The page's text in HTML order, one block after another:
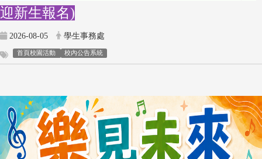
迎新生報名)
2026-08-05 學生事務處
首頁校園活動 校內公告系統